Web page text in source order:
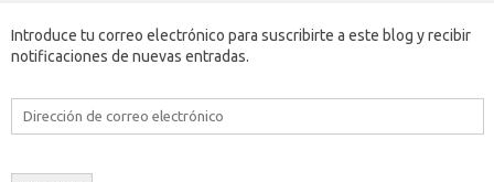
Introduce tu correo electrónico para suscribirte a este blog y recibir
notificaciones de nuevas entradas.
Dirección
electrónico